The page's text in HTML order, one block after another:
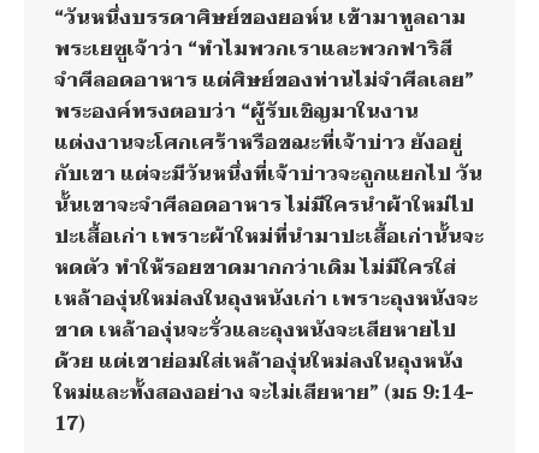
“วันหนึ่งบรรดาศิษย์ของยอห์น เข้ามาทูลถาม
พระเยซูเจ้าว่า “ทำไมพวกเราและพวกฟาริสี
จำศีลอดอาหาร แต่ศิษย์ของท่านไม่จำศีลเลย”
พระองค์ทรงตอบว่า “ผู้รับเชิญมาในงาน
แต่งงานจะโศกเศร้าหรือขณะที่เจ้าบ่าว ยังอยู่
กับเขา แต่จะมีวันหนึ่งที่เจ้าบ่าวจะถูกแยกไป วัน
นั้นเขาจะจำศีลอดอาหาร ไม่มีใครนำผ้าใหม่ไป
ปะเสื้อเก่า เพราะผ้าใหม่ที่นำมาปะเสื้อเก่านั้นจะ
หดตัว ทำให้รอยขาดมากกว่าเดิม ไม่มีใครใส่
เหล้าองุ่นใหม่ลงในถุงหนังเก่า เพราะถุงหนังจะ
ขาด เหล้าองุ่นจะรั่วและถุงหนังจะเสียหายไป
ด้วย แต่เขาย่อมใส่เหล้าองุ่นใหม่ลงในถุงหนัง
ใหม่และทั้งสองอย่าง จะไม่เสียหาย” (มธ 9:14-
17)